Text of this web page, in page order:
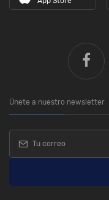
Únete a nuestro newsletter